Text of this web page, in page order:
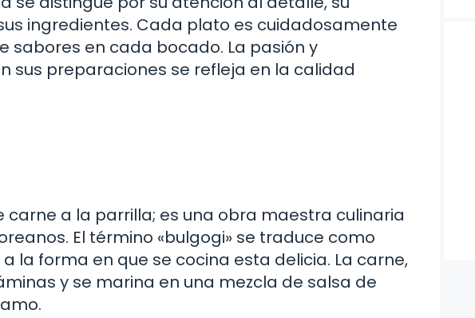
ingredientes. Cada plato es cuidadosamente
en cada bocado. La pasión y
sus preparaciones se refleja en la calidad
carne a la parrilla; es una obra maestra culinaria
El término «bulgogi» se traduce como
la forma en que se cocina esta delicia. La carne,
y se marina en una mezcla de salsa de